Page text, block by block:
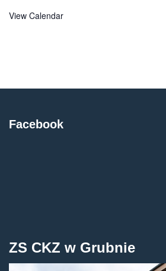
View Calendar
Facebook
ZS CKZ w Grubnie